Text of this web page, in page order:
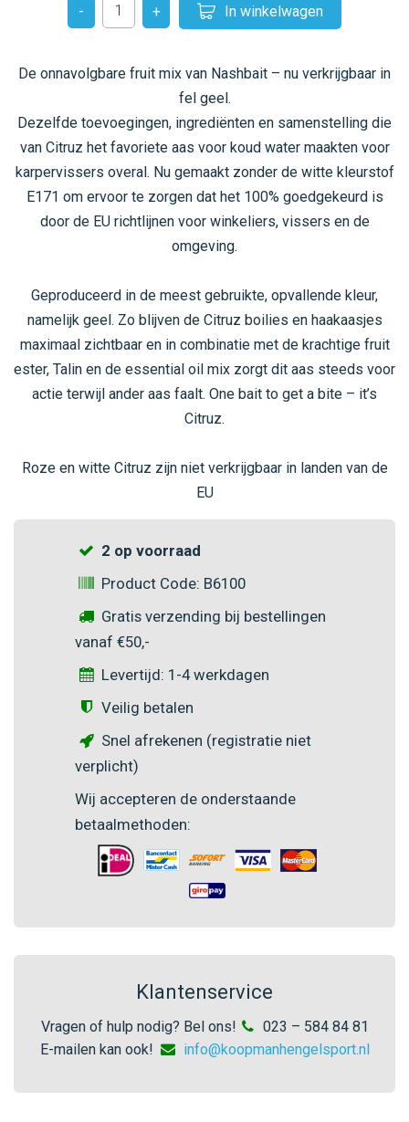
- + In winkelwagen
De onnavolgbare fruit mix van Nashbait – nu verkrijgbaar in
fel geel.
Dezelfde toevoegingen, ingrediënten en samenstelling die
van Citruz het favoriete aas voor koud water maakten voor
karpervissers overal. Nu gemaakt zonder de witte kleurstof
E171 om ervoor te zorgen dat het 100% goedgekeurd is
door de EU richtlijnen voor winkeliers, vissers en de
omgeving.
Geproduceerd in de meest gebruikte, opvallende kleur,
namelijk geel. Zo blijven de Citruz boilies en haakaasjes
maximaal zichtbaar en in combinatie met de krachtige fruit
ester, Talin en de essential oil mix zorgt dit aas steeds voor
actie terwijl ander aas faalt. One bait to get a bite – it’s
Citruz.
Roze en witte Citruz zijn niet verkrijgbaar in landen van de
EU
2 op voorraad
Product Code: B6100
Gratis verzending bij bestellingen
vanaf €50,-
Levertijd: 1-4 werkdagen
Veilig betalen
Snel afrekenen (registratie niet
verplicht)
Wij accepteren de onderstaande
betaalmethoden:
Klantenservice
Vragen of hulp nodig? Bel ons!
023 – 584 84 81
E-mailen kan ook!
info@koopmanhengelsport.nl